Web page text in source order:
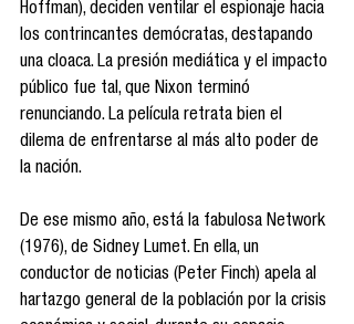
Hoffman), deciden ventilar el espionaje hacia
los contrincantes demócratas, destapando
una cloaca. La presión mediática y el impacto
público fue tal, que Nixon terminó
renunciando. La película retrata bien el
dilema de enfrentarse al más alto poder de
la nación.
De ese mismo año, está la fabulosa Network
(1976), de Sidney Lumet. En ella, un
conductor de noticias (Peter Finch) apela al
hartazgo general de la población por la crisis